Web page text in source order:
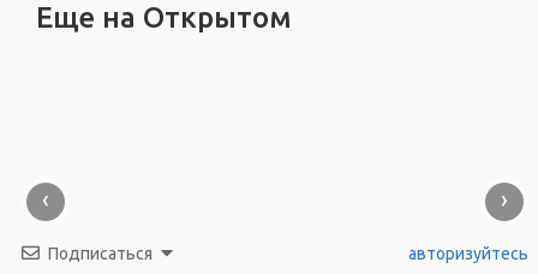
Еще на Открытом
‹ ›
Подписаться авторизуйтесь